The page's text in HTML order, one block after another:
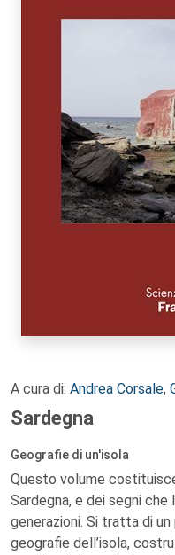
A cura di: Andrea Corsale,
Sardegna
Geografie di un'isola
Questo volume
Sardegna, e dei segni
generazioni. Si tratta di
geografie dell’isola,